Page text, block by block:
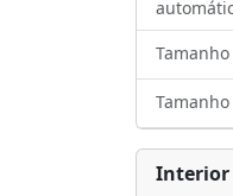
Tamanho
Interior